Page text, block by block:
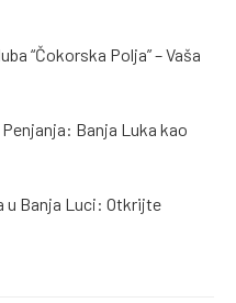
“Čokorska Polja” – Vaša
Banja Luka kao
u Banja Luci: Otkrijte